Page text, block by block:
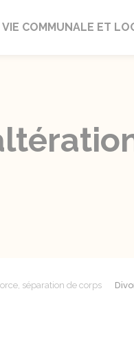
VIE COMMUNALE ET
séparation de corps